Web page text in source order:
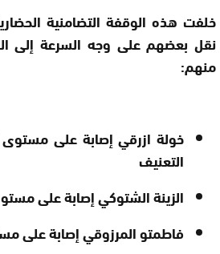
خلفت هذه الوقفة التضامنية
نقل بعضهم على وجه السرعة إلى
منهم:
خولة ازرقي إصابة على مستوى
التعنيف
الزينة الشتوكي إصابة على
فاطمتو المرزوقي إصابة على